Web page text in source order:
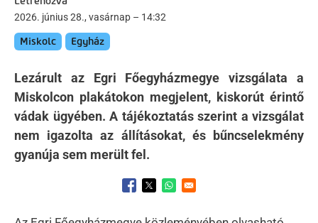
2026. június 28., vasárnap – 14:32
Miskolc Egyház
Lezárult az Egri Főegyházmegye vizsgálata a
Miskolcon plakátokon megjelent, kiskorút érintő
vádak ügyében. A tájékoztatás szerint a vizsgálat
nem igazolta az állításokat, és bűncselekmény
gyanúja sem merült fel.
Opens in a new window
Opens in a new window
Opens in a new window